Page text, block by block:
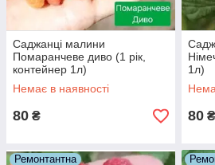
проводити нормування
Переваги:
Можливість отримати свіжі
тривалого періоду.
Зменшення ризику ураження
Можливість отримати пізній
Саджанці малини
Помаранчеве диво (1 рік,
контейнер 1л)
Немає в наявності
80 ₴
1л)
80 ₴
Ремонтантна